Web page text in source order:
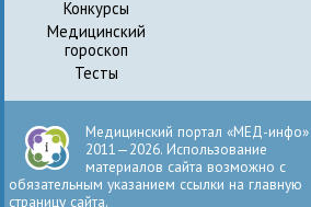
Конкурсы
Медицинский
гороскоп
Тесты
Медицинский портал «МЕД-
2011—2026. Использование
материалов сайта возможно с
обязательным указанием ссылки на главную
страницу сайта.